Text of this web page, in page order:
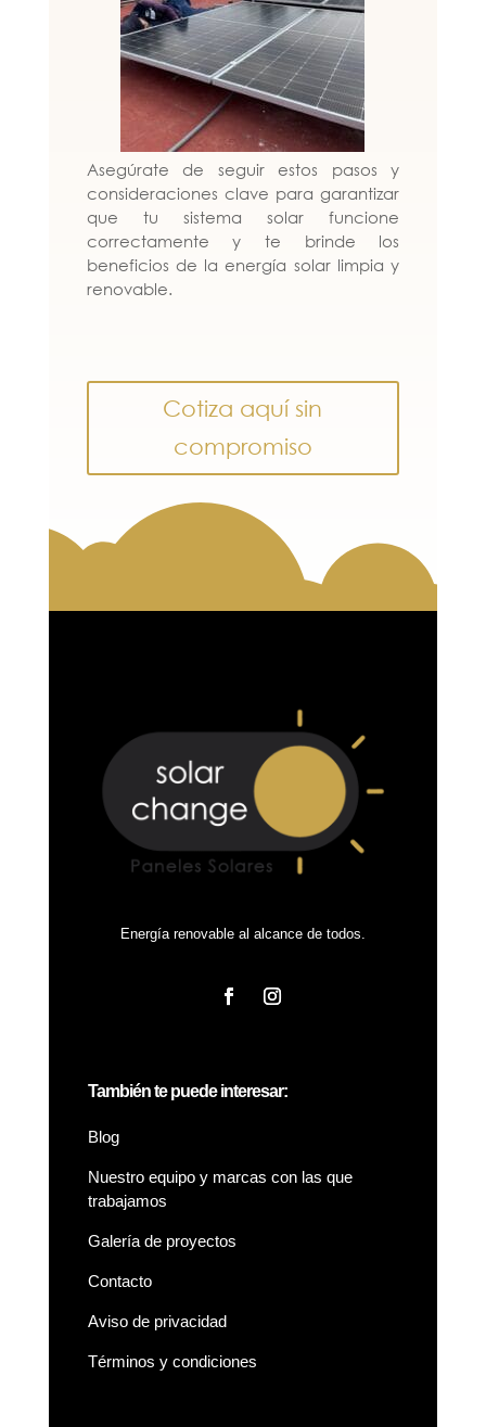
Asegúrate de seguir estos pasos y
consideraciones clave para garantizar
que tu sistema solar funcione
correctamente y te brinde los
beneficios de la energía solar limpia y
renovable.
Cotiza aquí sin
compromiso
Energía renovable al alcance de todos.
También te puede interesar:
Blog
Nuestro equipo y marcas con las que
trabajamos
Galería de proyectos
Contacto
Aviso de privacidad
Términos y condiciones